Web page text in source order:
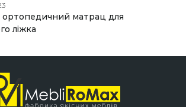
матрац для
ліжка